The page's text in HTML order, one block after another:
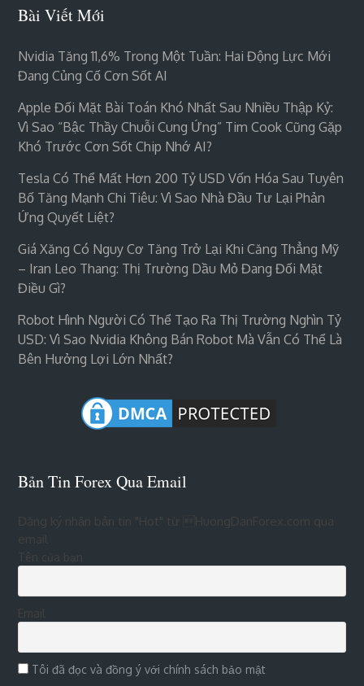
Bài Viết Mới
Nvidia Tăng 11,6% Trong Một Tuần: Hai Động Lực Mới
Đang Củng Cố Cơn Sốt AI
Apple Đối Mặt Bài Toán Khó Nhất Sau Nhiều Thập Kỷ:
Vì Sao “bậc Thầy Chuỗi Cung Ứng” Tim Cook Cũng Gặp
Khó Trước Cơn Sốt Chip Nhớ AI?
Tesla Có Thể Mất Hơn 200 Tỷ USD Vốn Hóa Sau Tuyên
Bố Tăng Mạnh Chi Tiêu: Vì Sao Nhà Đầu Tư Lại Phản
Ứng Quyết Liệt?
Giá Xăng Có Nguy Cơ Tăng Trở Lại Khi Căng Thẳng Mỹ
– Iran Leo Thang: Thị Trường Dầu Mỏ Đang Đối Mặt
Điều Gì?
Robot Hình Người Có Thể Tạo Ra Thị Trường Nghìn Tỷ
USD: Vì Sao Nvidia Không Bán Robot Mà Vẫn Có Thể Là
Bên Hưởng Lợi Lớn Nhất?
Bản Tin Forex Qua Email
Đăng ký nhận bản tin "Hot" từ HuongDanForex.com qua
Tên của bạn
Tôi đã đọc và đồng ý với chính sách bảo mật